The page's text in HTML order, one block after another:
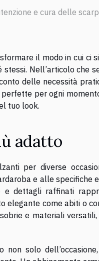
e cura delle
il modo in cui ci
Nell’articolo che
delle necessità
per ogni
tuo look.
adatto
per diverse
e alle specifiche
dettagli raffinati
elegante come abiti o
e materiali
solo